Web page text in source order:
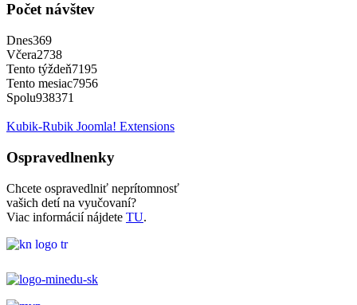
Počet návštev
Dnes369
Včera2738
Tento týždeň7195
Tento mesiac7956
Spolu938371
Kubik-Rubik Joomla! Extensions
Ospravedlnenky
Chcete ospravedlniť neprítomnosť
vašich detí na vyučovaní?
Viac informácií nájdete TU.